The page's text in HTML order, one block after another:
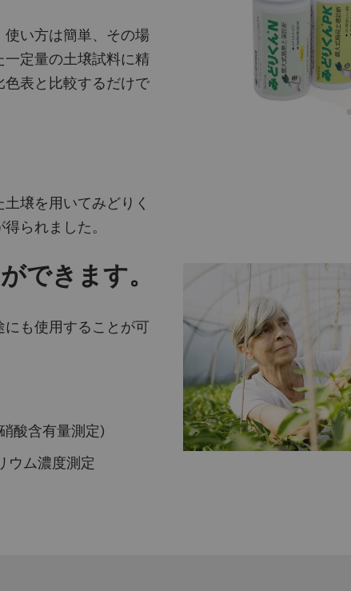
い方は簡単、その場
定量の土壌試料に精
表と比較するだけで
壌を用いてみどりく
られました。
できます。
も使用することが可
酸含有量測定)
ウム濃度測定